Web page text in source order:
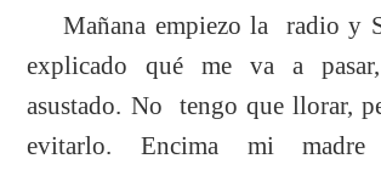
Mañana empiezo la radio y
explicado qué me va a
asustado. No tengo que llorar,
evitarlo. Encima mi